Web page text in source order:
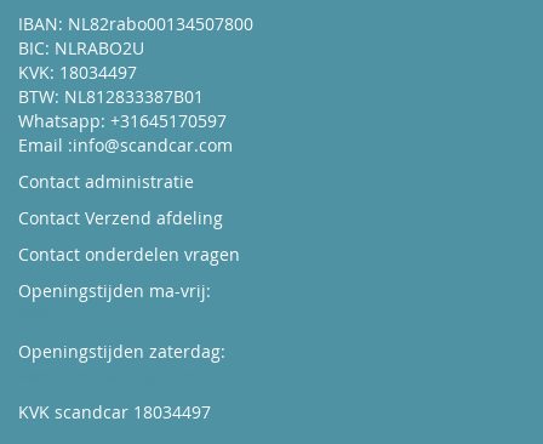
IBAN: NL82rabo00134507800
BIC: NLRABO2U
KVK: 18034497
BTW: NL812833387B01
Whatsapp: +31645170597
Email :info@scandcar.com
Contact administratie
Contact Verzend afdeling
Contact onderdelen vragen
Openingstijden ma-vrij:
Openingstijden zaterdag:
KVK scandcar 18034497